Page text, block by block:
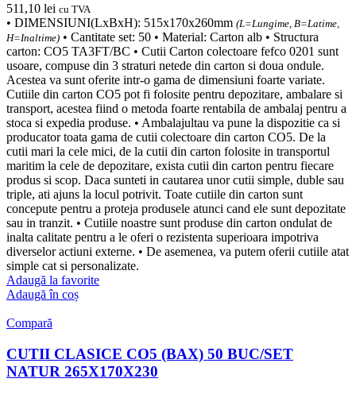
511,10 lei cu TVA
• DIMENSIUNI(LxBxH): 515x170x260mm (L=Lungime, B=Latime,
H=Inaltime) • Cantitate set: 50 • Material: Carton alb • Structura
carton: CO5 TA3FT/BC • Cutii Carton colectoare fefco 0201 sunt
usoare, compuse din 3 straturi netede din carton si doua ondule.
Acestea va sunt oferite intr-o gama de dimensiuni foarte variate.
Cutiile din carton CO5 pot fi folosite pentru depozitare, ambalare si
transport, acestea fiind o metoda foarte rentabila de ambalaj pentru a
stoca si expedia produse. • Ambalajultau va pune la dispozitie ca si
producator toata gama de cutii colectoare din carton CO5. De la
cutii mari la cele mici, de la cutii din carton folosite in transportul
maritim la cele de depozitare, exista cutii din carton pentru fiecare
produs si scop. Daca sunteti in cautarea unor cutii simple, duble sau
triple, ati ajuns la locul potrivit. Toate cutiile din carton sunt
concepute pentru a proteja produsele atunci cand ele sunt depozitate
sau in tranzit. • Cutiile noastre sunt produse din carton ondulat de
inalta calitate pentru a le oferi o rezistenta superioara impotriva
diverselor actiuni externe. • De asemenea, va putem oferii cutiile atat
simple cat si personalizate.
Adaugă la favorite
Adaugă în coș
Compară
CUTII CLASICE CO5 (BAX) 50 BUC/SET
NATUR 265X170X230